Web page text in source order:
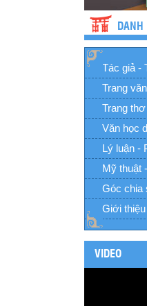
DANH
Tác giả -
Trang văn
Trang thơ
Văn học
Lý luận -
Mỹ thuật
Góc chia
Giới thiệu
VIDEO